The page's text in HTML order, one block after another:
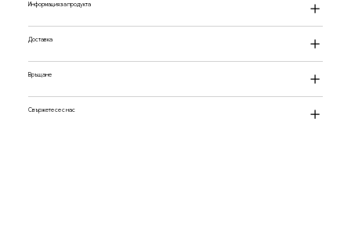
Информация за продукта
Доставка
Връщане
Свържете се с нас